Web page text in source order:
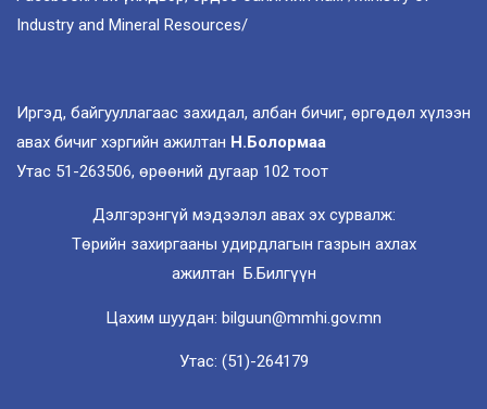
Industry and Mineral Resources/
Иргэд, байгууллагаас захидал, албан бичиг, өргөдөл хүлээн
авах бичиг хэргийн ажилтан Н.Болормаа
Утас 51-263506, өрөөний дугаар 102 тоот
Дэлгэрэнгүй мэдээлэл авах эх сурвалж:
Төрийн захиргааны удирдлагын газрын ахлах
ажилтан Б.Билгүүн
Цахим шуудан: bilguun@mmhi.gov.mn
Утас: (51)-264179